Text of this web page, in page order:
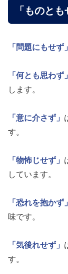
「ものと
「問題にもせず」
「何とも思わず」
します。
「意に介さず」
す。
「物怖じせず」
しています。
「恐れを抱かず」
味です。
「気後れせず」
す。